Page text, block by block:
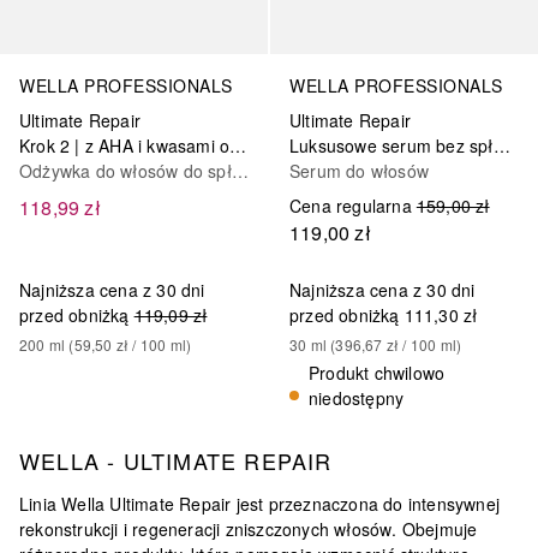
WELLA PROFESSIONALS
Ultimate Repair
Krok 2 | z AHA i kwasami omega-9
Odżywka do włosów do spłukiwania
118,99 zł
Najniższa cena z 30 dni
przed obniżką 119,09 zł
200 ml (59,50 zł / 100 ml)
WELLA PROFESSIONALS
Ultimate Repair
Luksusowe serum bez spłukiwania
Serum do włosów
Cena regularna 159,00 zł
119,00 zł
Najniższa cena z 30 dni
przed obniżką 111,30 zł
30 ml (396,67 zł / 100 ml)
Produkt chwilowo
niedostępny
WELLA - ULTIMATE REPAIR
Linia Wella Ultimate Repair jest przeznaczona do intensywnej
rekonstrukcji i regeneracji zniszczonych włosów. Obejmuje